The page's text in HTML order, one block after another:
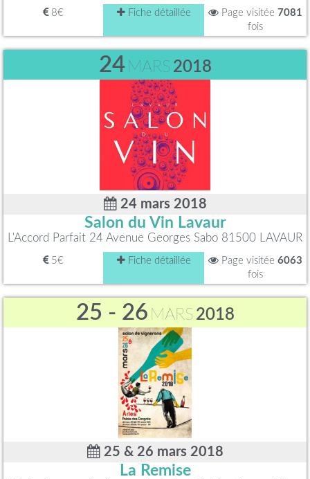
8€ Fiche détaillée Page visitée 7081
fois
24 MARS 2018
24 mars 2018
Salon du Vin Lavaur
L'Accord Parfait 24 Avenue Georges Sabo 81500 LAVAUR
5€ Fiche détaillée Page visitée 6063
fois
25 - 26 MARS 2018
25 & 26 mars 2018
La Remise